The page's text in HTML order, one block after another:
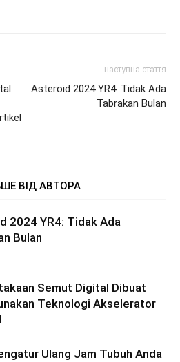
наступна стаття
Asteroid 2024 YR4: Tidak Ada
Tabrakan Bulan
ВІД АВТОРА
2024 YR4: Tidak Ada
Bulan
Semut Digital Dibuat
Teknologi Akselerator
Ulang Jam Tubuh Anda